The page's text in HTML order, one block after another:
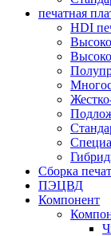
печатная
HDI
Сборка
ПЭЦВД
Компонент